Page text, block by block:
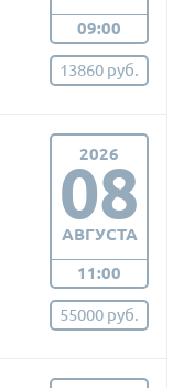
09:00
13860 руб.
2026
08
АВГУСТА
11:00
55000 руб.